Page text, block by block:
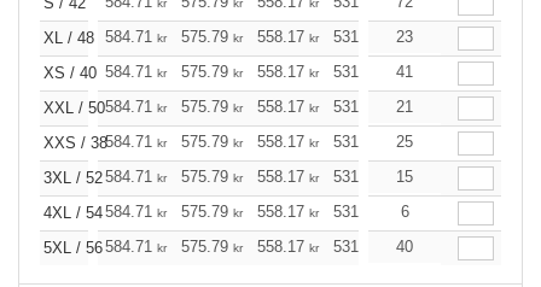
kr kr kr
XL / 48 584.71 kr 575.79 kr 558.17 kr 531.52 504.98
23
XS / 40 584.71 kr 575.79 kr 558.17 kr 531.52 504.98
41
XXL / 50584.71 kr 575.79 kr 558.17 kr 531.52 504.98
21
XXS / 38584.71 kr 575.79 kr 558.17 kr 531.52 504.98
25
3XL / 52584.71 kr 575.79 kr 558.17 kr 531.52 504.98
15
4XL / 54584.71 kr 575.79 kr 558.17 kr 531.52
6
5XL / 56584.71 kr 575.79 kr 558.17 kr 531.52 504.98
40